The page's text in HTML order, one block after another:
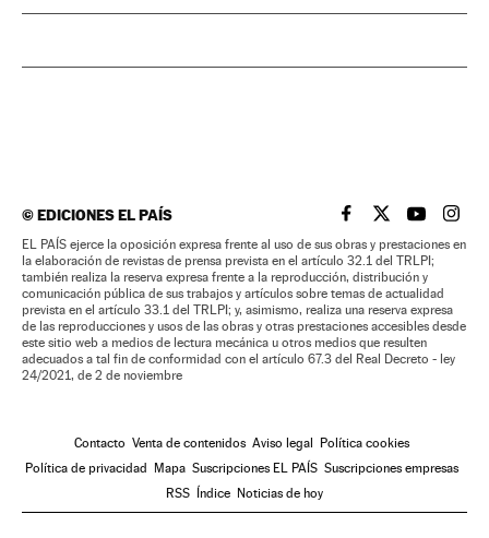
©EDICIONES EL PAÍS EL PAÍS BRASIL EN
EL PAÍSEL PAÍS
EL
EL PAÍS ejerce la oposición expresa frente al uso de sus obras y prestaciones en
la elaboración de revistas de prensa prevista en el artículo 32.1 del TRLPI;
también realiza la reserva expresa frente a la reproducción, distribución y
comunicación pública de sus trabajos y artículos sobre temas de actualidad
prevista en el artículo 33.1 del TRLPI; y, asimismo, realiza una reserva expresa
de las reproducciones y usos de las obras y otras prestaciones accesibles desde
este sitio web a medios de lectura mecánica u otros medios que resulten
adecuados a tal fin de conformidad con el artículo 67.3 del Real Decreto - ley
24/2021, de 2 de noviembre
Contacto Venta de contenidos Aviso legal Política cookies
Política de privacidad Mapa Suscripciones EL PAÍS Suscripciones empresas
RSS Índice Noticias de hoy